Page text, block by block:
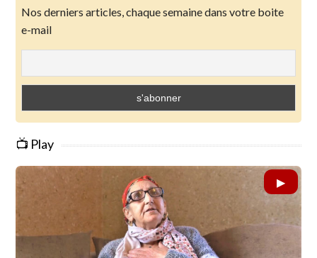
Nos derniers articles, chaque semaine dans votre boite
e-mail
📺 Play